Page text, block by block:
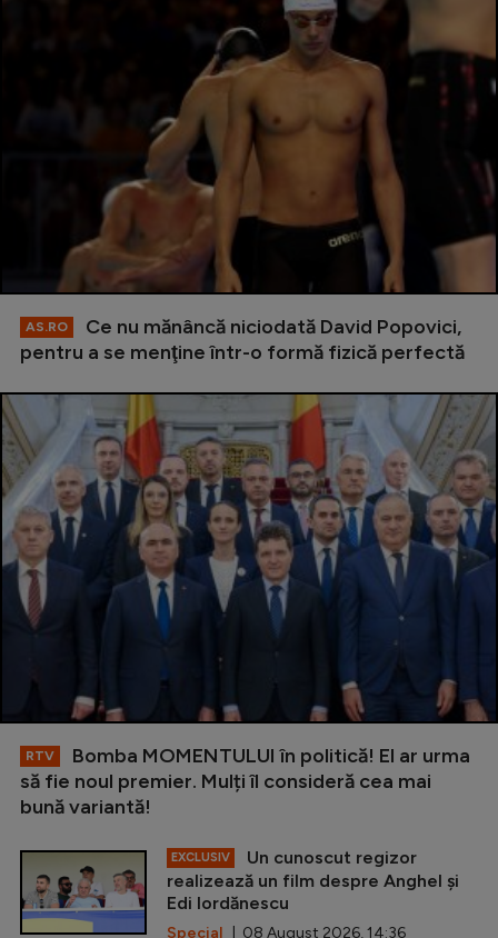
AS.RO
Ce nu mănâncă niciodată David Popovici,
pentru a se menţine într-o formă fizică perfectă
RTV
Bomba MOMENTULUI în politică! El ar urma
să fie noul premier. Mulți îl consideră cea mai
bună variantă!
EXCLUSIV
Un cunoscut regizor
realizează un film despre Anghel și
Edi Iordănescu
Special | 08 August 2026, 14:36